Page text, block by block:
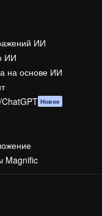
ИИ
ИИ
на основе ИИ
Новое
Magnific